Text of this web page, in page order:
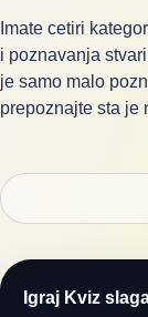
Imate cetiri
i poznavanja
je samo malo
prepoznajte sta je
Igraj Kviz